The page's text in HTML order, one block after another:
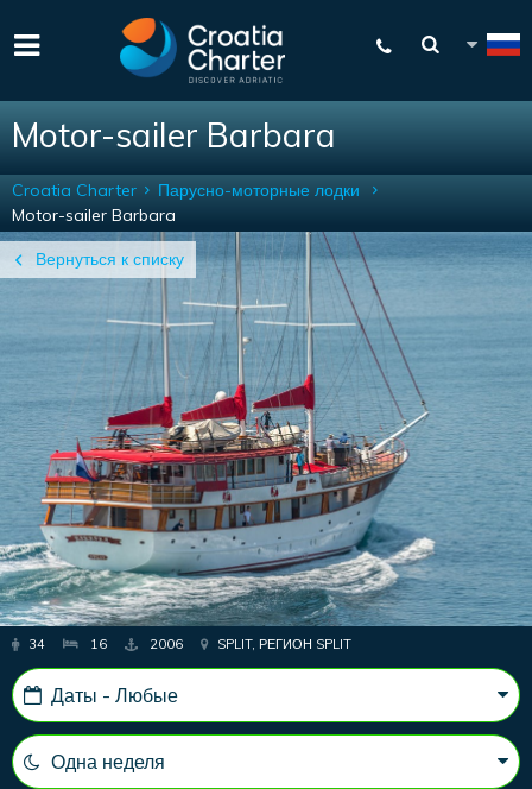
Motor-sailer Barbara
Вернуться к списку
Croatia Charter
Парусно-моторные лодки
Motor-sailer Barbara
34 16 2006 SPLIT, РЕГИОН SPLIT